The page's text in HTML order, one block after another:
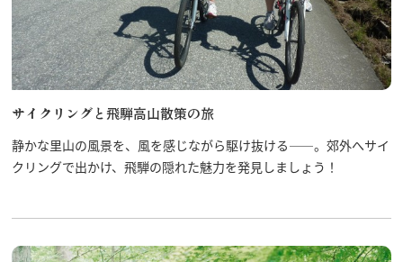
サイクリングと飛騨高山散策の旅
静かな里山の風景を、風を感じながら駆け抜ける――。郊外へサイ
クリングで出かけ、飛騨の隠れた魅力を発見しましょう！